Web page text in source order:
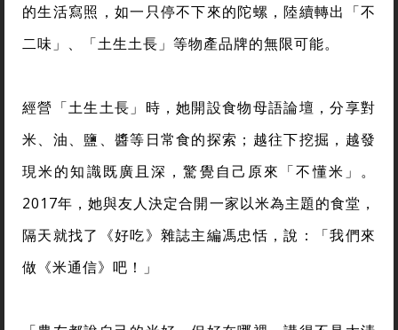
的生活寫照，如一只停不下來的陀螺，陸續轉出「不
二味」、「土生土長」等物產品牌的無限可能。
經營「土生土長」時，她開設食物母語論壇，分享對
米、油、鹽、醬等日常食的探索；越往下挖掘，越發
現米的知識既廣且深，驚覺自己原來「不懂米」。
2017年，她與友人決定合開一家以米為主題的食堂，
隔天就找了《好吃》雜誌主編馮忠恬，說：「我們來
做《米通信》吧！」